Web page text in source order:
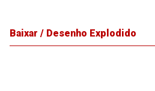
Baixar / Desenho Explodido